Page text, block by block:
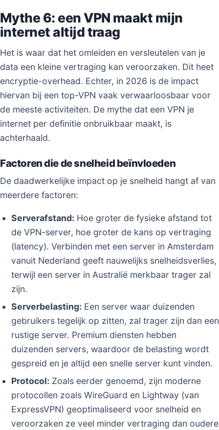
Mythe 6: een VPN maakt mijn
internet altijd traag
Het is waar dat het omleiden en versleutelen van je
data een kleine vertraging kan veroorzaken. Dit heet
encryptie-overhead. Echter, in 2026 is de impact
hiervan bij een top-VPN vaak verwaarloosbaar voor
de meeste activiteiten. De mythe dat een VPN je
internet per definitie onbruikbaar maakt, is
achterhaald.
Factoren die de snelheid beïnvloeden
De daadwerkelijke impact op je snelheid hangt af van
meerdere factoren:
Serverafstand: Hoe groter de fysieke afstand tot
de VPN-server, hoe groter de kans op vertraging
(latency). Verbinden met een server in Amsterdam
vanuit Nederland geeft nauwelijks snelheidsverlies,
terwijl een server in Australië merkbaar trager zal
zijn.
Serverbelasting: Een server waar duizenden
gebruikers tegelijk op zitten, zal trager zijn dan een
rustige server. Premium diensten hebben
duizenden servers, waardoor de belasting wordt
gespreid en je altijd een snelle server kunt vinden.
Protocol: Zoals eerder genoemd, zijn moderne
protocollen zoals WireGuard en Lightway (van
ExpressVPN) geoptimaliseerd voor snelheid en
veroorzaken ze veel minder vertraging dan oudere